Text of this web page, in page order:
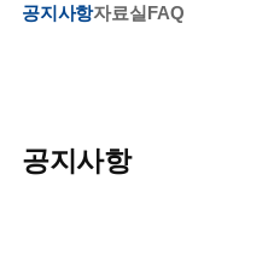
공지사항자료실FAQ
공지사항